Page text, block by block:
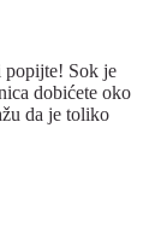
popijte! Sok je
dobićete oko
da je toliko